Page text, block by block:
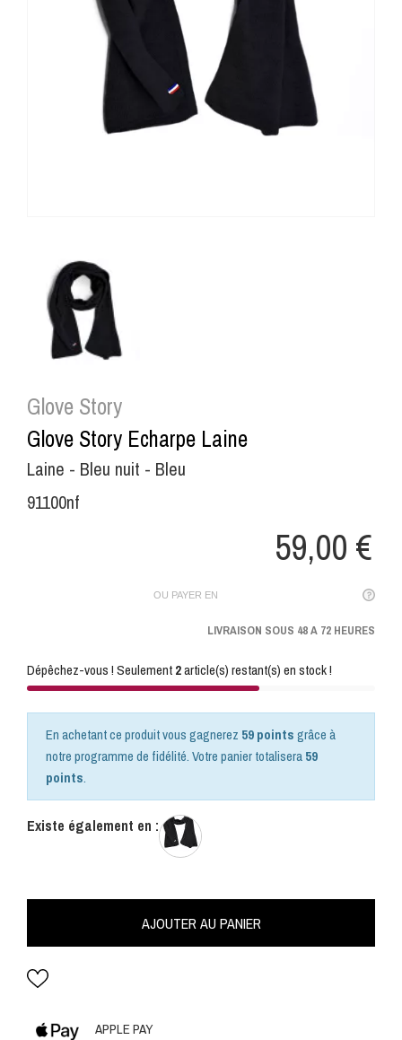
Glove Story
Glove Story Echarpe Laine
Laine - Bleu nuit - Bleu
91100nf
59,00 €
OU PAYER EN
LIVRAISON SOUS 48 A 72 HEURES
Dépêchez-vous ! Seulement2article(s) restant(s) en stock !
En achetant ce produit vous gagnerez 59 pointsgrâce à
notre programme de fidélité. Votre panier totalisera59
points.
Existe également en :
AJOUTER AU PANIER
APPLE PAY